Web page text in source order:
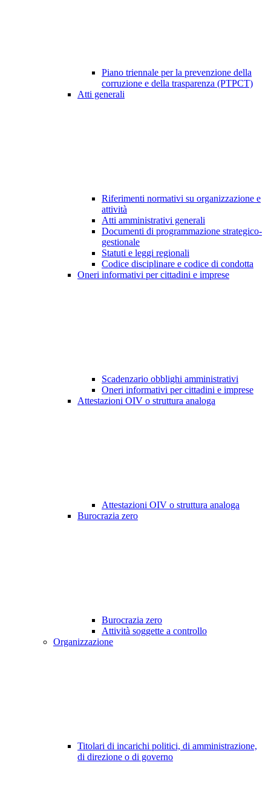
Piano triennale per la prevenzione della
corruzione e della trasparenza (PTPCT)
Atti generali
Riferimenti normativi su organizzazione e
attività
Atti amministrativi generali
Documenti di programmazione strategico-
gestionale
Statuti e leggi regionali
Codice disciplinare e codice di condotta
Oneri informativi per cittadini e imprese
Scadenzario obblighi amministrativi
Oneri informativi per cittadini e imprese
Attestazioni OIV o struttura analoga
Attestazioni OIV o struttura analoga
Burocrazia zero
Burocrazia zero
Attività soggette a controllo
Organizzazione
Titolari di incarichi politici, di amministrazione,
di direzione o di governo